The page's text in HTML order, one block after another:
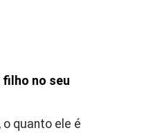
filho no seu
quanto ele é